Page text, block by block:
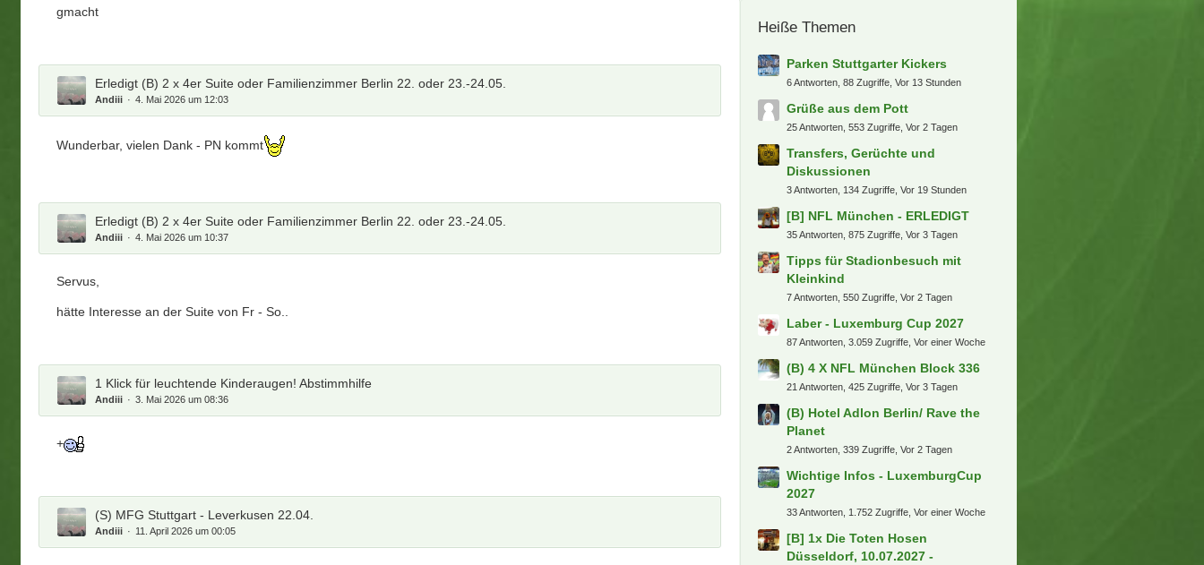
gmacht
Erledigt (B) 2 x 4er Suite oder Familienzimmer Berlin 22. oder 23.-24.05.
Andiii 4. Mai 2026 um 12:03
Wunderbar, vielen Dank - PN kommt
Erledigt (B) 2 x 4er Suite oder Familienzimmer Berlin 22. oder 23.-24.05.
Andiii 4. Mai 2026 um 10:37
Servus,
hätte Interesse an der Suite von Fr - So..
1 Klick für leuchtende Kinderaugen! Abstimmhilfe
Andiii 3. Mai 2026 um 08:36
+
(S) MFG Stuttgart - Leverkusen 22.04.
Andiii 11. April 2026 um 00:05
Heiße Themen
Parken Stuttgarter Kickers
6 Antworten, 88 Zugriffe, Vor 13 Stunden
Grüße aus dem Pott
25 Antworten, 553 Zugriffe, Vor 2 Tagen
Transfers, Gerüchte und
Diskussionen
3 Antworten, 134 Zugriffe, Vor 19 Stunden
[B] NFL München - ERLEDIGT
35 Antworten, 875 Zugriffe, Vor 3 Tagen
Tipps für Stadionbesuch mit
Kleinkind
7 Antworten, 550 Zugriffe, Vor 2 Tagen
Laber - Luxemburg Cup 2027
87 Antworten, 3.059 Zugriffe, Vor einer Woche
(B) 4 X NFL München Block 336
21 Antworten, 425 Zugriffe, Vor 3 Tagen
(B) Hotel Adlon Berlin/ Rave the
Planet
2 Antworten, 339 Zugriffe, Vor 2 Tagen
Wichtige Infos - LuxemburgCup
2027
33 Antworten, 1.752 Zugriffe, Vor einer Woche
[B] 1x Die Toten Hosen
Düsseldorf, 10.07.2027 -